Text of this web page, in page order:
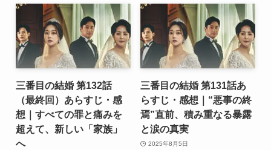
三番目の結婚 第132話
（最終回）あらすじ・感
想｜すべての罪と痛みを
超えて、新しい「家族」
へ
三番目の結婚 第131話あ
らすじ・感想｜“悪事の終
焉”直前、積み重なる暴露
と涙の真実
2025年8月5日